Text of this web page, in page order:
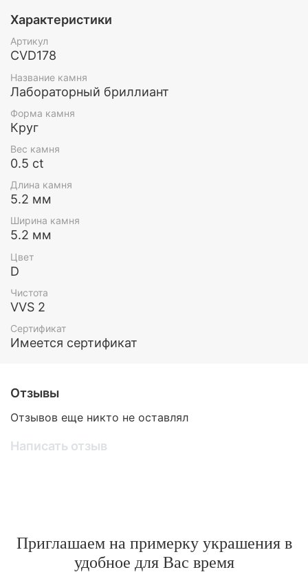
Характеристики
Артикул
CVD178
Название камня
Лабораторный бриллиант
Форма камня
Круг
Вес камня
0.5 ct
Длина камня
5.2 мм
Ширина камня
5.2 мм
Цвет
D
Чистота
VVS 2
Сертификат
Имеется сертификат
Отзывы
Отзывов еще никто не оставлял
Написать отзыв
Приглашаем на примерку украшения в
удобное для Вас время